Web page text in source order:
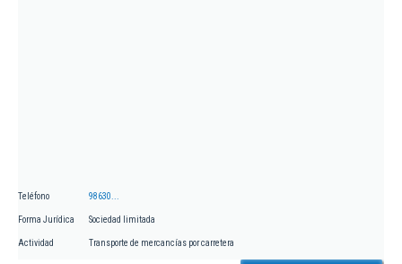
Teléfono 98630...
Forma Jurídica Sociedad limitada
Actividad Transporte de mercancías por carretera